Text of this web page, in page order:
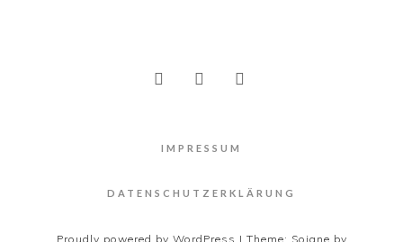
IMPRESSUM
DATENSCHUTZERKLÄRUNG
Proudly powered by WordPress | Theme: Soigne by